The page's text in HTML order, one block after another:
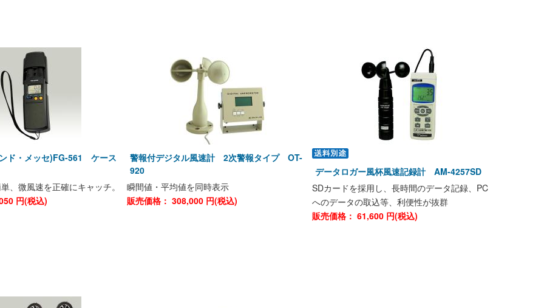
ド・メッセ)FG-561 ケース
、微風速を正確にキャッチ。
円(税込)
警報付デジタル風速計 2次警報タイプ OT-
920
瞬間値・平均値を同時表示
販売価格： 308,000 円(税込)
データロガー風杯風速記録計 AM-4257SD
SDカードを採用し、長時間のデータ記録、PC
へのデータの取込等、利便性が抜群
販売価格： 61,600 円(税込)